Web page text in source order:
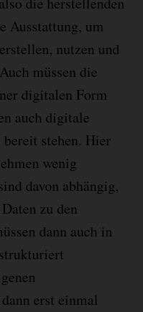
Ausstattung, um
nutzen und
müssen die
digitalen Form
auch digitale
stehen. Hier
wenig
davon abhängig,
zu den
dann auch in
erst einmal